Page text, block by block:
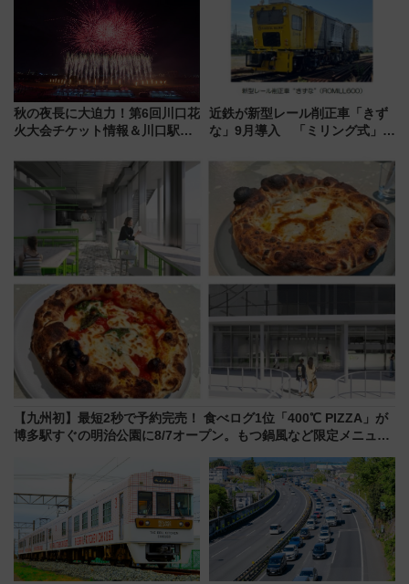
駅からのアクセスも
秋の夜長に大迫力！第6回川口花
火大会チケット情報＆川口駅か
近鉄が新型レール削正車「きず
な」9月導入 「ミリング式」採
化！安全性や乗り心地の向上に
貢献するだけでなく、全線区で
活躍するための仕組みも
【九州初】最短2秒で予約完売！ 食べログ1位「400℃ PIZZA」が
博多駅すぐの明治公園に8/7オープン。もつ鍋風など限定メニュー